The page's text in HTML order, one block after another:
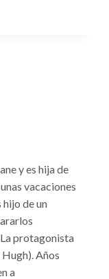
y es hija de
vacaciones
hijo de un
protagonista
Años
a